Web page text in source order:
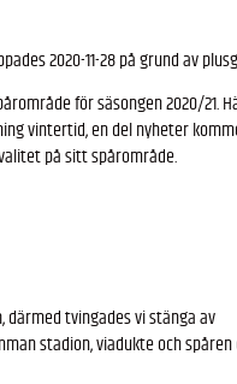
2020-11-28 på grund av
för säsongen 2020/21.
vintertid, en del nyheter
på sitt spårområde.
tvingades vi stänga av
stadion, viadukte och